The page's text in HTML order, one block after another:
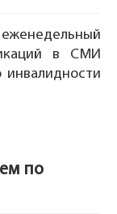
в СМИ
по